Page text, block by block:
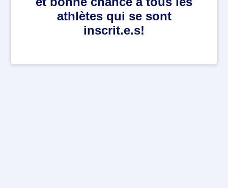
athlètes qui se sont
inscrit.e.s!